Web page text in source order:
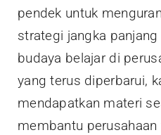
pendek untuk
strategi jangka
budaya belajar di
yang terus diperbarui,
mendapatkan materi
membantu